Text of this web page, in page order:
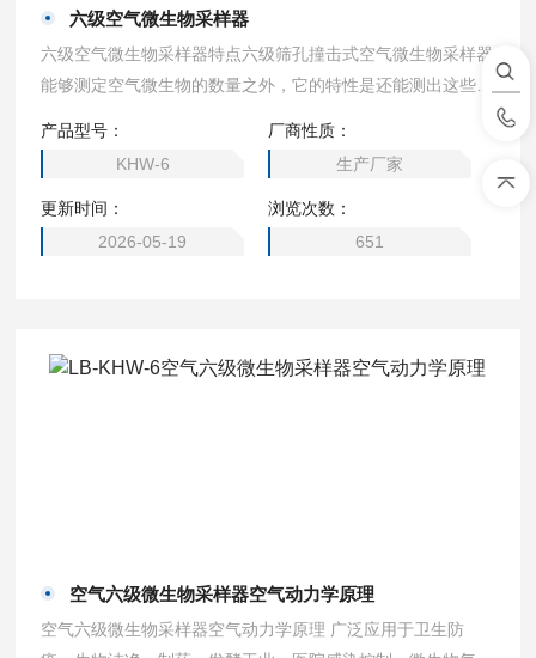
六级空气微生物采样器
六级空气微生物采样器特点六级筛孔撞击式空气微生物采样器
能够测定空气微生物的数量之外，它的特性是还能测出这些粒
是由六个撞击器组合成一体，每一级实际是一个单级采样器，
利用6次反复撞击原理，绝大部分粒子特别是在气管及肺沉降
的粒子基本都撞击下来，因而它采集到的粒子大小范围自然比
单级的广，这是一些单级撞击采样器。撞击器的圆形喷口比
产品型号：
KHW-6
厂商性质：
生产厂家
更新时间：
2026-05-19
浏览次数：
651
空气六级微生物采样器空气动力学原理
空气六级微生物采样器空气动力学原理 广泛应用于卫生防